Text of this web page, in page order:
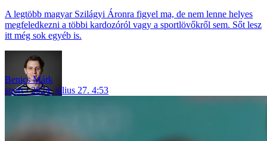
A legtöbb magyar Szilágyi Áronra figyel ma, de nem lenne helyes
megfeledkezni a többi kardozóról vagy a sportlövőkről sem. Sőt lesz
itt még sok egyéb is.
Benics Márk
sport
2024. július 27. 4:53